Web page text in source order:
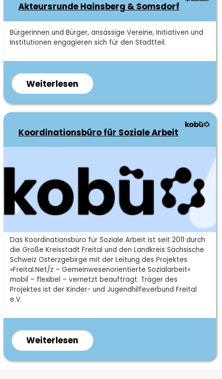
Parkfest
Akteursrunde Hainsberg & Somsdorf
Kurzbeschreibung
Bürgerinnen und Bürger, ansässige Vereine, Initiativen und
Institutionen engagieren sich für den Stadtteil.
Weiterlesen über
Akteursrunde
Hainsberg
Somsdorf
Koordinationsbüro für Soziale Arbeit
Kurzbeschreibung
Das Koordinationsbüro für Soziale Arbeit ist seit 2011 durch
die Große Kreisstadt Freital und den Landkreis Sächsische
Schweiz Osterzgebirge mit der Leitung des Projektes
»Freital.Net/z – Gemeinwesenorientierte Sozialarbeit«
mobil – flexibel – vernetzt beauftragt. Träger des
Projektes ist der Kinder- und Jugendhilfeverbund Freital
e.V.
Weiterlesen über
Koordinationsbüro
für